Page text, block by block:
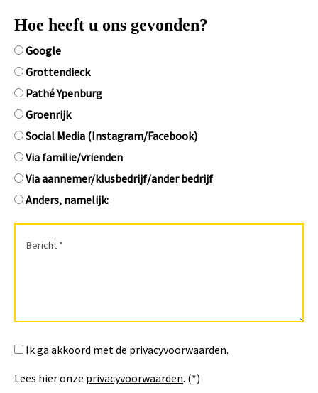
Hoe heeft u ons gevonden?
Google
Grottendieck
Pathé Ypenburg
Groenrijk
Social Media (Instagram/Facebook)
Via familie/vrienden
Via aannemer/klusbedrijf/ander bedrijf
Anders, namelijk:
Ik ga akkoord met de privacyvoorwaarden.
Lees hier onze privacyvoorwaarden. (*)